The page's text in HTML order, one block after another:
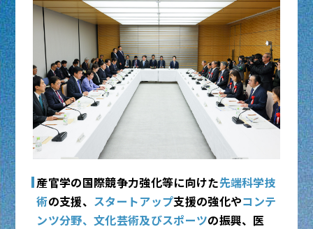
内閣官房HP：国土強靱化基本計画
内閣官房HP：第1次国土強靱化実施中期計画
内閣官房HP：防災庁設置準備
内閣府HP：防災庁設置の基本的な方向性等に
ついて
産官学の国際競争力強化等に向けた先端科学技
術の支援、 スタートアップ支援の強化やコンテ
ンツ分野、文化芸術及びスポーツの振興、医